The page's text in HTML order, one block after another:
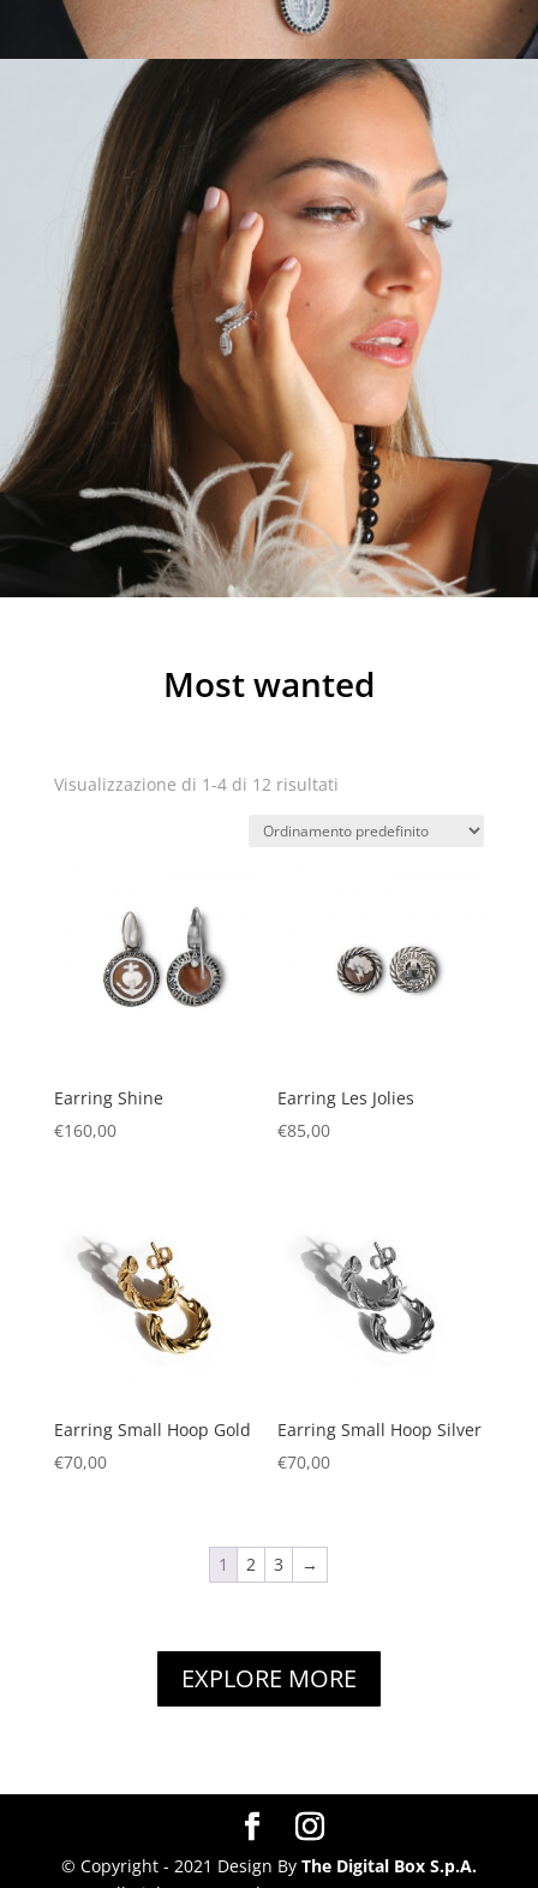
Most wanted
Visualizzazione di 1-4 di 12 risultati
Earring Shine
€160,00
Earring Les Jolies
€85,00
Earring Small Hoop Gold
€70,00
Earring Small Hoop Silver
€70,00
1 2 3 →
EXPLORE MORE
© Copyright - 2021 Design By The Digital Box S.p.A.